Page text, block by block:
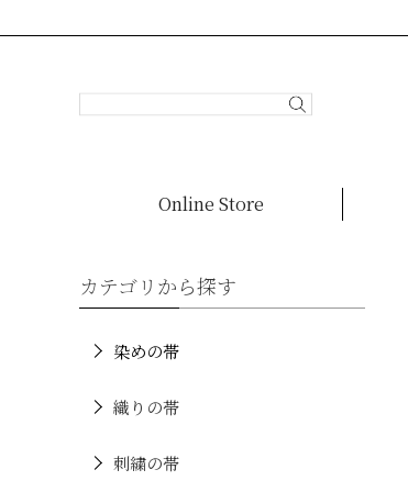
Online Store
カテゴリから探す
染めの帯
織りの帯
刺繍の帯